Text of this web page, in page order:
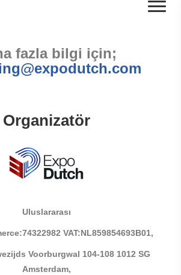
fazla bilgi için;
Organizatör
Uluslararası
VAT:NL859854693B01,
Voorburgwal 104-108 1012 SG
Amsterdam,